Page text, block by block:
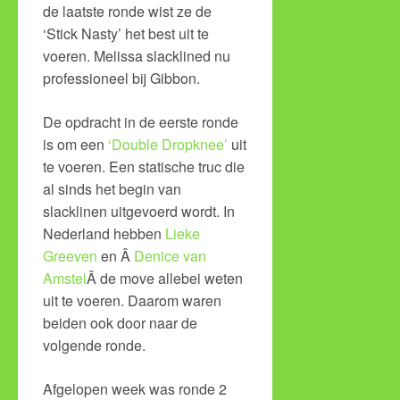
de laatste ronde wist ze de
‘Stick Nasty’ het best uit te
voeren. Melissa slacklined nu
professioneel bij Gibbon.
De opdracht in de eerste ronde
is om een ‘Double Dropknee’ uit
te voeren. Een statische truc die
al sinds het begin van
slacklinen uitgevoerd wordt. In
Nederland hebben Lieke
Greeven en Â Denice van
AmstelÂ de move allebei weten
uit te voeren. Daarom waren
beiden ook door naar de
volgende ronde.
Afgelopen week was ronde 2